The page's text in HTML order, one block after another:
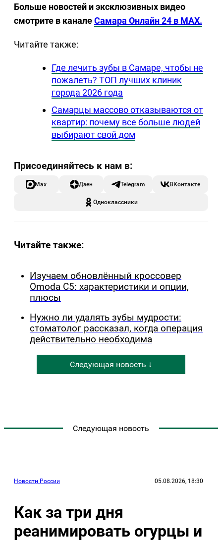
Больше новостей и эксклюзивных видео
смотрите в каналеСамара Онлайн 24 в MAX.
Читайте также:
Где лечить зубы в Самаре, чтобы не
пожалеть? ТОП лучших клиник
города 2026 года
Самарцы массово отказываются от
квартир: почему все больше людей
выбирают свой дом
Max Дзен Telegram ВКонтакте
Одноклассники
Читайте также:
Изучаем обновлённый кроссовер
Omoda C5: характеристики и опции,
плюсы
Нужно ли удалять зубы мудрости:
стоматолог рассказал, когда операция
действительно необходима
Следующая новость ↓
Следующая новость
Новости России 05.08.2026, 18:30
Как за три дня
реанимировать огурцы и